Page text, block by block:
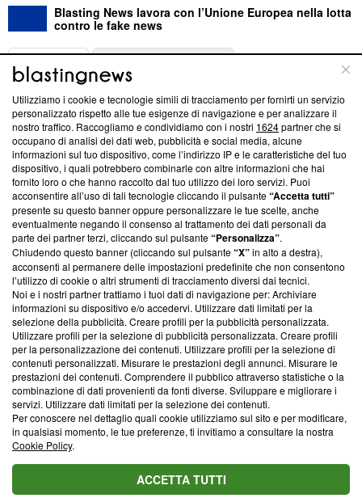
Blasting News lavora con l’Unione Europea nella lotta
contro le fake news
ABOUT
Questa sezione offre informazioni trasparenti su Blasting
News, sui nostri processi editoriali e su come ci impegniamo a
creare news di qualità. Inoltre, afferma la nostra aderenza a
‘Trust Project - News with Integrity’Blasting News non è
ancora membro del programma, ma ha richiesto di farne
parte; Trust Project non ha ancora effettuato una verifica di
conformità agli standard.
Su di noi
Team editoriale
Corporate
Redazione
Informativa Privacy
Cookie Policy
Blasting SA, IDI CHE-247.845.224, Via Carlo Frasca, 3 - 6900
Lugano (Svizzera) Tel:+39 0690258937
© 2026 Blasting News
Utilizziamo i cookie e tecnologie simili di tracciamento per fornirti un servizio
personalizzato rispetto alle tue esigenze di navigazione e per analizzare il
nostro traffico. Raccogliamo e condividiamo con i nostri 1624partner che si
occupano di analisi dei dati web, pubblicità e social media, alcune
informazioni sul tuo dispositivo, come l’indirizzo IP e le caratteristiche del tuo
dispositivo, i quali potrebbero combinarle con altre informazioni che hai
fornito loro o che hanno raccolto dal tuo utilizzo dei loro servizi. Puoi
acconsentire all’uso di tali tecnologie cliccando il pulsante“Accetta tutti”
presente su questo banner oppure personalizzare le tue scelte, anche
eventualmente negando il consenso al trattamento dei dati personali da
parte dei partner terzi, cliccando sul pulsante“Personalizza”.
Chiudendo questo banner (cliccando sul pulsante“X”in alto a destra),
acconsenti al permanere delle impostazioni predefinite che non consentono
l’utilizzo di cookie o altri strumenti di tracciamento diversi dai tecnici.
Noi e i nostri partner trattiamo i tuoi dati di navigazione per: Archiviare
informazioni su dispositivo e/o accedervi. Utilizzare dati limitati per la
selezione della pubblicità. Creare profili per la pubblicità personalizzata.
Utilizzare profili per la selezione di pubblicità personalizzata. Creare profili
per la personalizzazione dei contenuti. Utilizzare profili per la selezione di
contenuti personalizzati. Misurare le prestazioni degli annunci. Misurare le
prestazioni dei contenuti. Comprendere il pubblico attraverso statistiche o la
combinazione di dati provenienti da fonti diverse. Sviluppare e migliorare i
servizi. Utilizzare dati limitati per la selezione dei contenuti.
Per conoscere nel dettaglio quali cookie utilizziamo sul sito e per modificare,
in qualsiasi momento, le tue preferenze, ti invitiamo a consultare la nostra
Cookie Policy.
ACCETTA TUTTI